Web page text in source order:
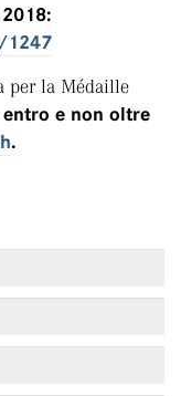
per la Médaille
entro e non oltre
.